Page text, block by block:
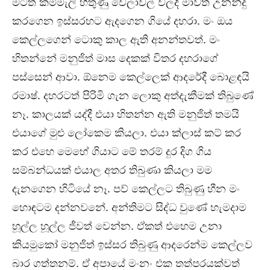
කරගෙන ඉස්සරහට ඇදගෙන ගියේ දහරා. මං ඔය
කෙල්ලගෙන් ටොකු කාල ඇති අනන්තවත්. මං
හිතන්නේ මනුජිත් මාස දෙකක් විතර දහරාගේ
පස්සෙන් ආවා. ඕනෙම කෙල්ලෙක් ආදරේදී බොළඳයි
රමාෂ්. දහරටත් පිරිමි ගැන ලොකු අත්දැකීමක් තිබුණේ
නෑ. කාලයක් යද්දී එයා හිතන්න ඇති මනුජිත් තමයි
එයාගේ මුළු ලෝකෙම කියලා. එයා ක්ලාස් කට් කර
කර එහෙ මෙහේ ගියාට මේ තරම් දුර දිග ගිය
සම්බන්ධයක් එයාල අතර තිබුණා කියලා මම
දැනගෙන හිටියේ නෑ. පව් කෙල්ලට තිබුණු හීන මං
හොඳටම දන්නවනේ. අන්තිමට සිද්ධ වුණේ හැමදාම
හූල්ල හූල්ල ජීවත් වෙන්න. ඒකත් එහෙම උනා
කියමුකෝ මනුජිත් ඉස්සර තිබුණු ආදරෙන්ම කෙල්ලව
බාර ගත්තනම්. ඒ අපායේ මංනං එක තත්පරයක්වත්